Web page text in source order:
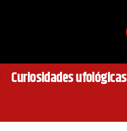
Curiosidades ufológicas